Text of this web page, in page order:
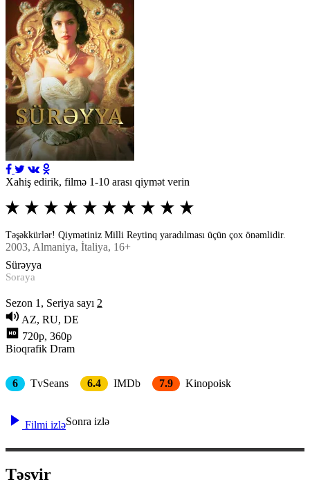
Xahiş edirik, filmə 1-10 arası qiymət verin
Təşəkkürlər! Qiymətiniz Milli Reytinq yaradılması üçün çox önəmlidir.
2003, Almaniya, İtaliya, 16+
Sürəyya
Soraya
Sezon 1, Seriya sayı 2
AZ, RU, DE
720p, 360p
Bioqrafik Dram
6 TvSeans 6.4 IMDb 7.9 Kinopoisk
Filmi izləSonra izlə
Təsvir